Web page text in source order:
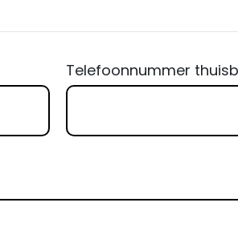
Telefoonnummer